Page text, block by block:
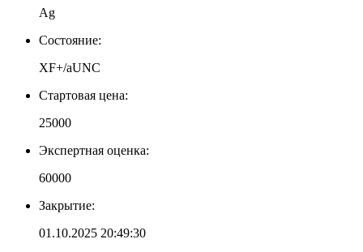
Ag
Состояние:
XF+/aUNC
Стартовая цена:
25000
Экспертная оценка:
60000
Закрытие:
01.10.2025 20:49:30